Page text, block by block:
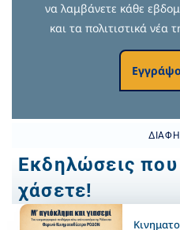
να λαμβάνετε κάθε
και τα πολιτιστικά
Εκδηλώσεις
χάσετε!